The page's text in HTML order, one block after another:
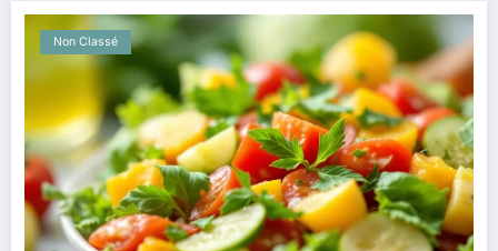
Non Classé